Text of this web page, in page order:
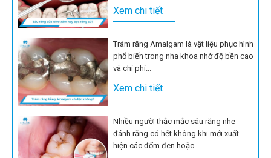
Xem chi tiết
Trám răng Amalgam là vật liệu phục hình
phổ biến trong nha khoa nhờ độ bền cao
và chi phí...
Xem chi tiết
Nhiều người thắc mắc sâu răng nhẹ
đánh răng có hết không khi mới xuất
hiện các đốm đen hoặc...